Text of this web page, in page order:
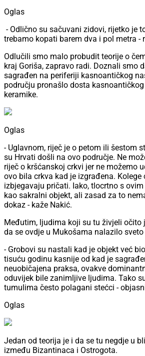
Oglas
- Odlično su sačuvani zidovi, rijetko je
trebamo kopati barem dva i pol metra -
Odlučili smo malo probudit teorije o
kraj Goriša, zapravo radi. Doznali smo
sagrađen na periferiji kasnoantičkog
području pronašlo dosta
keramike.
Oglas
- Uglavnom, riječ je o petom ili šestom
su Hrvati došli na ovo područje. Ne
riječ o kršćanskoj crkvi jer ne možemo
ovo bila crkva kad je izgrađena. Kolege
izbjegavaju pričati. Iako, tlocrtno s
kao sakralni objekt, ali zasad za to
dokaz - kaže Nakić.
Međutim, ljudima koji su tu živjeli očito
da se ovdje u Mukošama nalazilo
- Grobovi su nastali kad je objekt već
tisuću godinu kasnije od kad je
neuobičajena praksa, ovakve
oduvijek bile zanimljive ljudima. Tako
tumulima često polagani stećci -
Oglas
Jedan od teorija je i da se tu negdje u
između Bizantinaca i Ostrogota.